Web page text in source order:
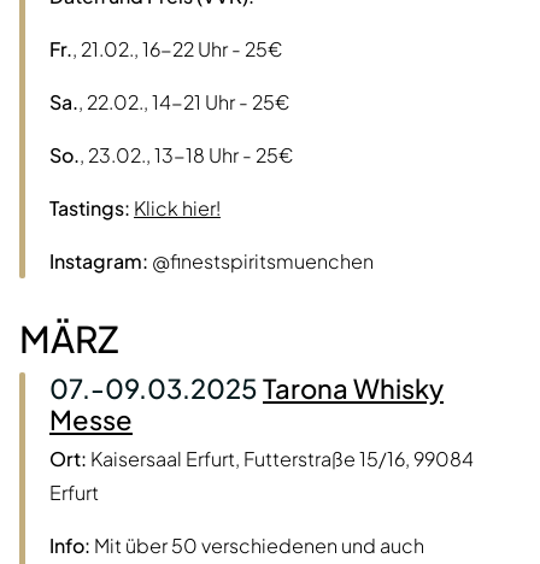
Fr., 21.02., 16-22 Uhr - 25€
Sa., 22.02., 14-21 Uhr - 25€
So., 23.02., 13-18 Uhr - 25€
Tastings: Klick hier!
Instagram: @finestspiritsmuenchen
MÄRZ
07.-09.03.2025Tarona Whisky
Messe
Ort: Kaisersaal Erfurt, Futterstraße 15/16, 99084
Erfurt
Info: Mit über 50 verschiedenen und auch